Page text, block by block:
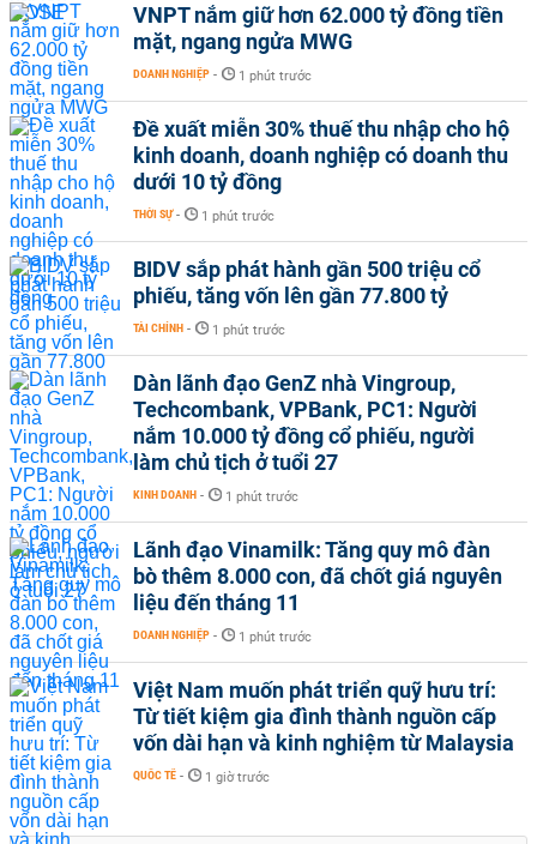
VNPT nắm giữ hơn 62.000 tỷ đồng tiền
mặt, ngang ngửa MWG
DOANH NGHIỆP - 1 phút trước
Đề xuất miễn 30% thuế thu nhập cho hộ
kinh doanh, doanh nghiệp có doanh thu
dưới 10 tỷ đồng
THỜI SỰ - 1 phút trước
BIDV sắp phát hành gần 500 triệu cổ
phiếu, tăng vốn lên gần 77.800 tỷ
TÀI CHÍNH - 1 phút trước
Dàn lãnh đạo GenZ nhà Vingroup,
Techcombank, VPBank, PC1: Người
nắm 10.000 tỷ đồng cổ phiếu, người
làm chủ tịch ở tuổi 27
KINH DOANH - 1 phút trước
Lãnh đạo Vinamilk: Tăng quy mô đàn
bò thêm 8.000 con, đã chốt giá nguyên
liệu đến tháng 11
DOANH NGHIỆP - 1 phút trước
Việt Nam muốn phát triển quỹ hưu trí:
Từ tiết kiệm gia đình thành nguồn cấp
vốn dài hạn và kinh nghiệm từ Malaysia
QUỐC TẾ - 1 giờ trước